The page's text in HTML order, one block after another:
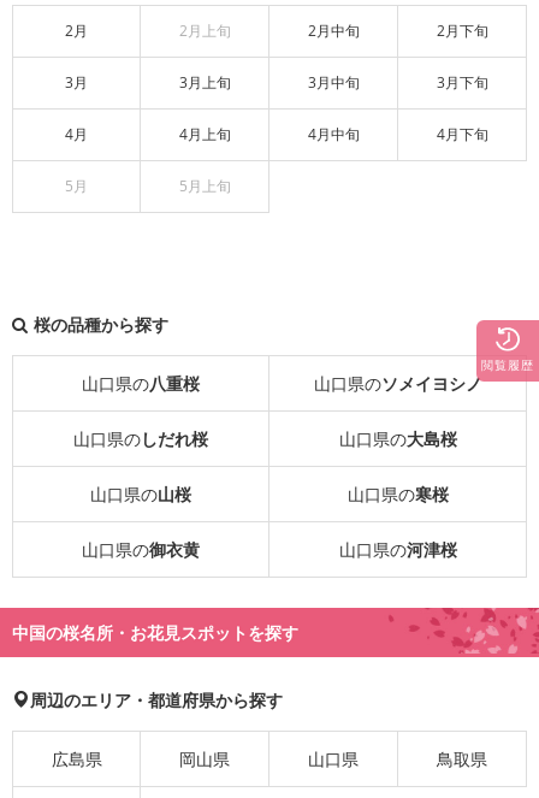
2月 2月上旬 2月中旬 2月下旬
3月 3月上旬 3月中旬 3月下旬
4月 4月上旬 4月中旬 4月下旬
5月 5月上旬
桜の品種から探す
山口県の八重桜 山口県のソメイヨシノ
山口県のしだれ桜 山口県の大島桜
山口県の山桜 山口県の寒桜
山口県の御衣黄 山口県の河津桜
中国の桜名所・お花見スポットを探す
周辺のエリア・都道府県から探す
広島県 岡山県 山口県 鳥取県
閲覧履歴